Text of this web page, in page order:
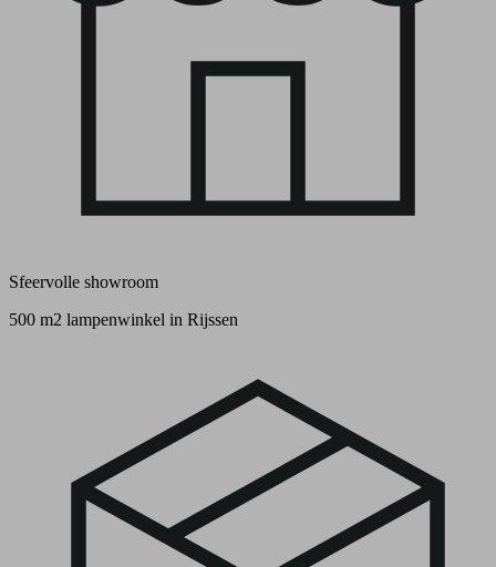
Sfeervolle showroom
500 m2 lampenwinkel in Rijssen